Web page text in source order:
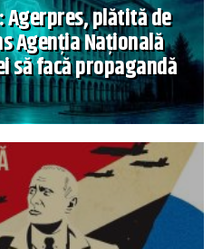
Agerpres, plătită de
Agenția Națională
să facă propagandă